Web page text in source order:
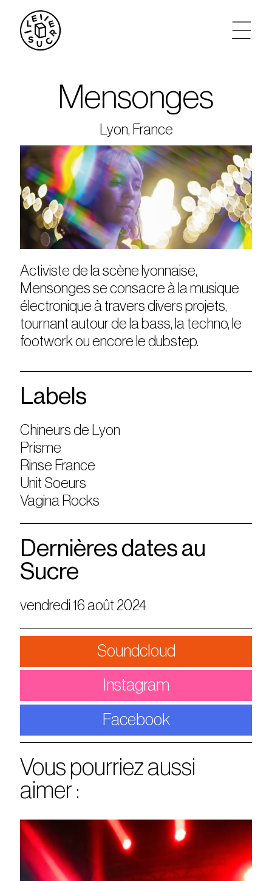
agenda
tickets
le sucre max
partenariats
privatisations
Mensonges
Lyon, France
Activiste de la scène lyonnaise,
Mensonges se consacre à la musique
électronique à travers divers projets,
tournant autour de la bass, la techno, le
footwork ou encore le dubstep.
Labels
Chineurs de Lyon
Prisme
Rinse France
Unit Soeurs
Vagina Rocks
Dernières dates au
Sucre
vendredi 16 août 2024
Soundcloud
Instagram
Facebook
Vous pourriez aussi
aimer :